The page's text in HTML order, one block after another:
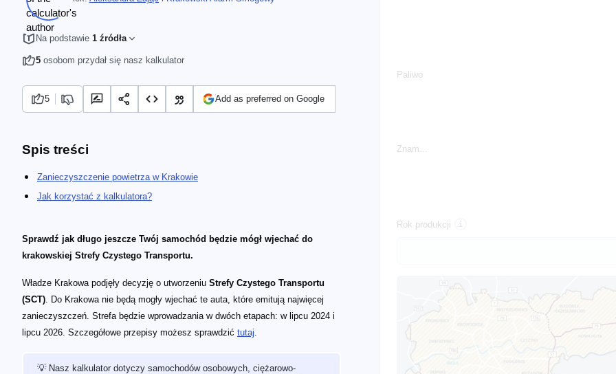
Paliwo
Znam...
Rok produkcji
Na podstawie 1 źródła
5 osobom przydał się nasz kalkulator
5 Add as preferred on Google
Spis treści
Zanieczyszczenie powietrza w Krakowie
Jak korzystać z kalkulatora?
Sprawdź jak długo jeszcze Twój samochód będzie mógł wjechać do
krakowskiej Strefy Czystego Transportu.
Władze Krakowa podjęły decyzję o utworzeniu Strefy Czystego Transportu
(SCT). Do Krakowa nie będą mogły wjechać te auta, które emitują najwięcej
zanieczyszczeń. Strefa będzie wprowadzania w dwóch etapach: w lipcu 2024 i
lipcu 2026. Szczegółowe przepisy możesz sprawdzić tutaj.
💡 Nasz kalkulator dotyczy samochodów osobowych, ciężarowo-